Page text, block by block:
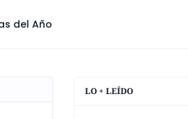
del Año
LO + LEÍDO